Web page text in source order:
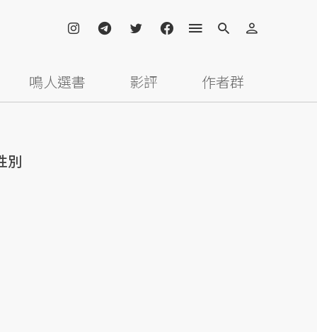
鳴人選書 影評 作者群
別